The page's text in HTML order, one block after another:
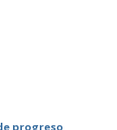
progreso